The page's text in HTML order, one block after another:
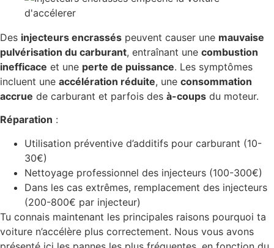
Des injecteurs encrassés peuvent causer une mauvaise
pulvérisation du carburant, entraînant une combustion
inefficace et une perte de puissance. Les symptômes
incluent une accélération réduite, une consommation
accrue de carburant et parfois des à-coups du moteur.
Réparation :
Utilisation préventive d’additifs pour carburant (10-
30€)
Nettoyage professionnel des injecteurs (100-300€)
Dans les cas extrêmes, remplacement des injecteurs
(200-800€ par injecteur)
Tu connais maintenant les principales raisons pourquoi ta
voiture n’accélère plus correctement. Nous vous avons